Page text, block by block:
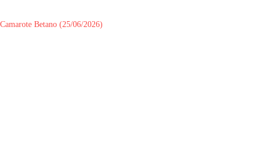
Camarote Betano (25/06/2026)